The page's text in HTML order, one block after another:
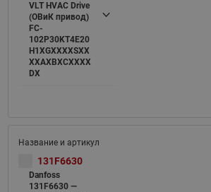
VLT HVAC Drive
(ОВиК привод)
FC-
102P30KT4E20
H1XGXXXXSXX
XXAXBXCXXXX
DX
131F6630
Danfoss
131F6630 —